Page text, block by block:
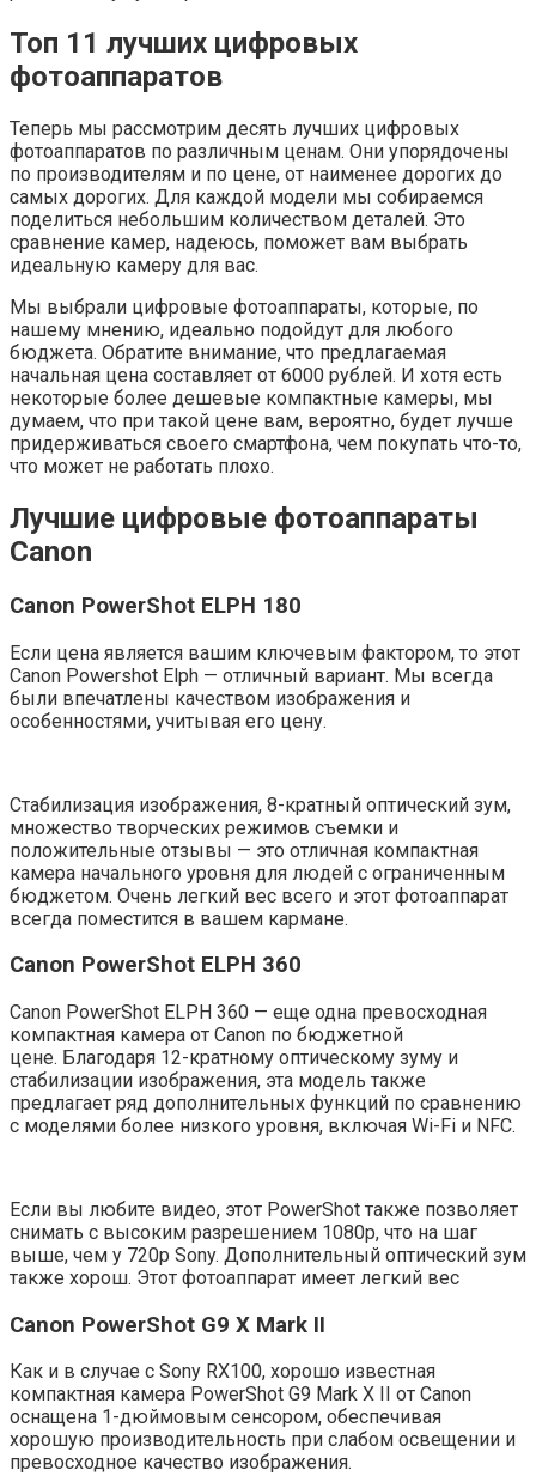
Топ 11 лучших цифровых
фотоаппаратов
Теперь мы рассмотрим десять лучших цифровых
фотоаппаратов по различным ценам. Они упорядочены
по производителям и по цене, от наименее дорогих до
самых дорогих. Для каждой модели мы собираемся
поделиться небольшим количеством деталей. Это
сравнение камер, надеюсь, поможет вам выбрать
идеальную камеру для вас.
Мы выбрали цифровые фотоаппараты, которые, по
нашему мнению, идеально подойдут для любого
бюджета. Обратите внимание, что предлагаемая
начальная цена составляет от 6000 рублей. И хотя есть
некоторые более дешевые компактные камеры, мы
думаем, что при такой цене вам, вероятно, будет лучше
придерживаться своего смартфона, чем покупать что-то,
что может не работать плохо.
Лучшие цифровые фотоаппараты
Canon
Canon PowerShot ELPH 180
Если цена является вашим ключевым фактором, то этот
Canon Powershot Elph — отличный вариант. Мы всегда
были впечатлены качеством изображения и
особенностями, учитывая его цену.
Стабилизация изображения, 8-кратный оптический зум,
множество творческих режимов съемки и
положительные отзывы — это отличная компактная
камера начального уровня для людей с ограниченным
бюджетом. Очень легкий вес всего и этот фотоаппарат
всегда поместится в вашем кармане.
Canon PowerShot ELPH 360
Canon PowerShot ELPH 360 — еще одна превосходная
компактная камера от Canon по бюджетной
цене. Благодаря 12-кратному оптическому зуму и
стабилизации изображения, эта модель также
предлагает ряд дополнительных функций по сравнению
с моделями более низкого уровня, включая Wi-Fi и NFC.
Если вы любите видео, этот PowerShot также позволяет
снимать с высоким разрешением 1080p, что на шаг
выше, чем у 720p Sony. Дополнительный оптический зум
также хорош. Этот фотоаппарат имеет легкий вес
Canon PowerShot G9 X Mark II
Как и в случае с Sony RX100, хорошо известная
компактная камера PowerShot G9 Mark X II от Canon
оснащена 1-дюймовым сенсором, обеспечивая
хорошую производительность при слабом освещении и
превосходное качество изображения.